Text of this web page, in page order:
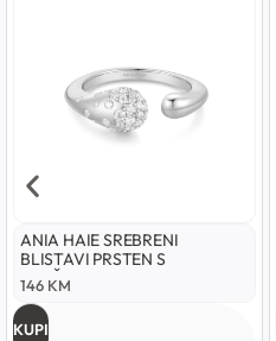
ANIA HAIE SREBRENI
BLISTAVI PRSTEN S
UKRŠTENIM PODESIVIM
UZORKOM
146 KM
KUPI